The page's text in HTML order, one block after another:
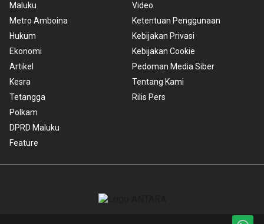
Maluku
Metro Amboina
Hukum
Ekonomi
Artikel
Kesra
Tetangga
Polkam
DPRD Maluku
Feature
Video
Ketentuan Penggunaan
Kebijakan Privasi
Kebijakan Cookie
Pedoman Media Siber
Tentang Kami
Rilis Pers